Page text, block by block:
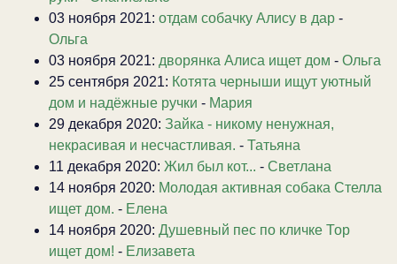
03 ноября 2021: отдам собачку Алису в дар -
Ольга
03 ноября 2021: дворянка Алиса ищет дом - Ольга
25 сентября 2021: Котята черныши ищут уютный
дом и надёжные ручки - Мария
29 декабря 2020: Зайка - никому ненужная,
некрасивая и несчастливая. - Татьяна
11 декабря 2020: Жил был кот... - Светлана
14 ноября 2020: Молодая активная собака Стелла
ищет дом. - Елена
14 ноября 2020: Душевный пес по кличке Тор
ищет дом! - Елизавета